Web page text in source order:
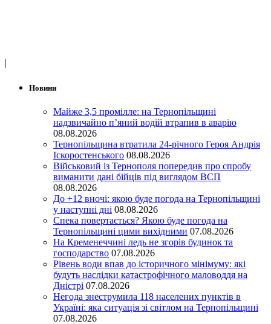
|
Новини
Майже 3,5 промілле: на Тернопільщині
надзвичайно п’яний водій втрапив в аварію
08.08.2026
Тернопільщина втратила 24-річного Героя Андрія
Іскоростенського 08.08.2026
Військовий із Тернополя попередив про спробу
виманити дані бійців під виглядом ВСП
08.08.2026
До +12 вночі: якою буде погода на Тернопільщині
у наступні дні 08.08.2026
Спека повертається? Якою буде погода на
Тернопільщині цими вихідними 07.08.2026
На Кременеччині ледь не згорів будинок та
господарство 07.08.2026
Рівень води впав до історичного мінімуму: які
будуть наслідки катастрофічного маловоддя на
Дністрі 07.08.2026
Негода знеструмила 118 населених пунктів в
Україні: яка ситуація зі світлом на Тернопільщині
07.08.2026